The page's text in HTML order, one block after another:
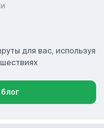
для вас, используя